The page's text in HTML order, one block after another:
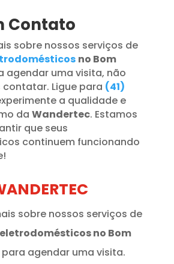
Contato
sobre nossos serviços de
no Bom
agendar uma visita, não
contatar. Ligue para (41)
a qualidade e
da Wandertec. Estamos
que seus
continuem funcionando
sobre nossos serviços de
no Bom
para agendar uma visita.